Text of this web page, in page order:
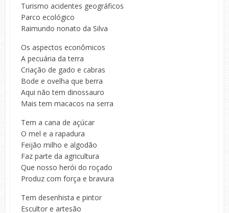
Turismo acidentes geográficos
Parco ecológico
Raimundo nonato da Silva
Os aspectos econômicos
A pecuária da terra
Criação de gado e cabras
Bode e ovelha que berra
Aqui não tem dinossauro
Mais tem macacos na serra
Tem a cana de açúcar
O mel e a rapadura
Feijão milho e algodão
Faz parte da agricultura
Que nosso herói do roçado
Produz com força e bravura
Tem desenhista e pintor
Escultor e artesão